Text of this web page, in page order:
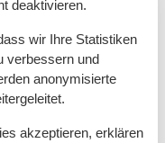
deaktivieren.
wir Ihre Statistiken
verbessern und
anonymisierte
akzeptieren, erklären